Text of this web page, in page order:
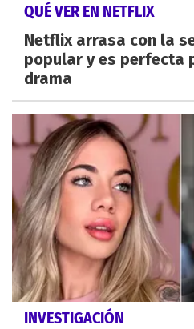
QUÉ VER EN NETFLIX
Netflix arrasa con la
popular y es perfecta
drama
INVESTIGACIÓN